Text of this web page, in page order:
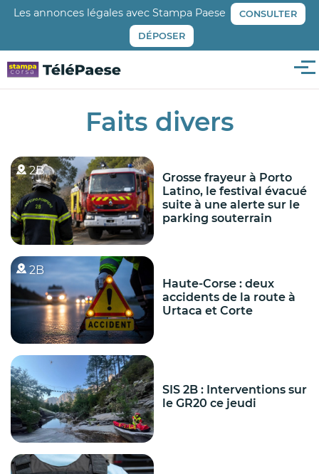
Aller
principal
Les annonces légales avec Stampa Paese CONSULTER
DÉPOSER
Faits divers
2B
Grosse frayeur à Porto
Latino, le festival évacué
suite à une alerte sur le
parking souterrain
2B
Haute-Corse : deux
accidents de la route à
Urtaca et Corte
SIS 2B : Interventions sur
le GR20 ce jeudi